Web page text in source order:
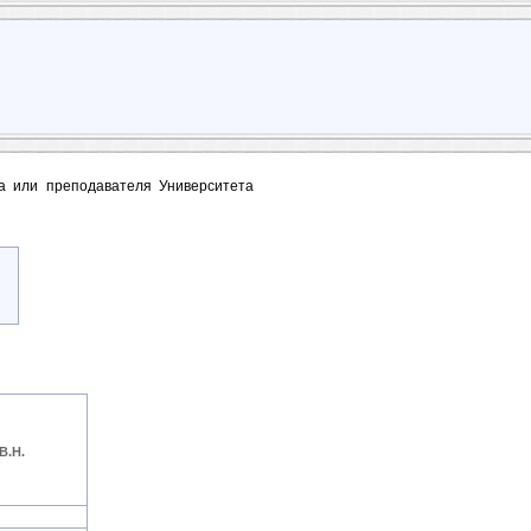
или преподавателя Университета